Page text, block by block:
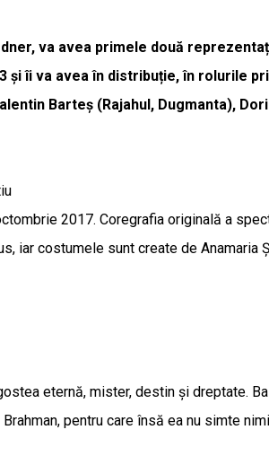
va avea primele două
îi va avea în distribuție, în rolurile
Barteș (Rajahul, Dugmanta),
2017. Coregrafia originală a
iar costumele sunt create de
eternă, mister, destin și dreptate.
pentru care însă ea nu simte